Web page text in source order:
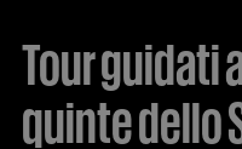
Tour guidati
quinte dello